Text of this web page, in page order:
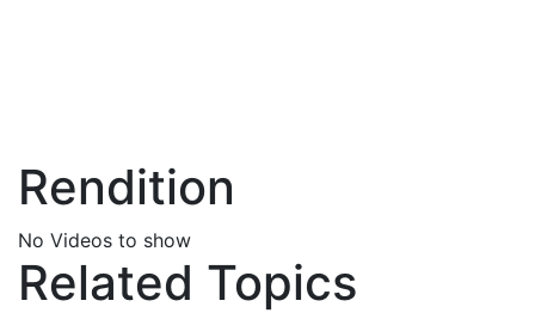
Rendition
No Videos to show
Related Topics